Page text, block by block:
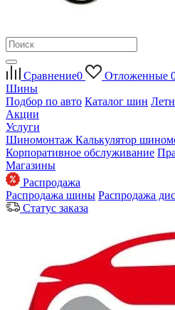
Сравнение0 Отложенные
Шины
Подбор по авто Каталог шин
Акции
Услуги
Шиномонтаж Калькулятор
Корпоративное обслуживание
Магазины
Распродажа
Распродажа шины Распродажа
Статус заказа